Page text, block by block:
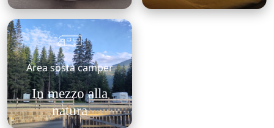
Area sosta camper
In mezzo alla
natura